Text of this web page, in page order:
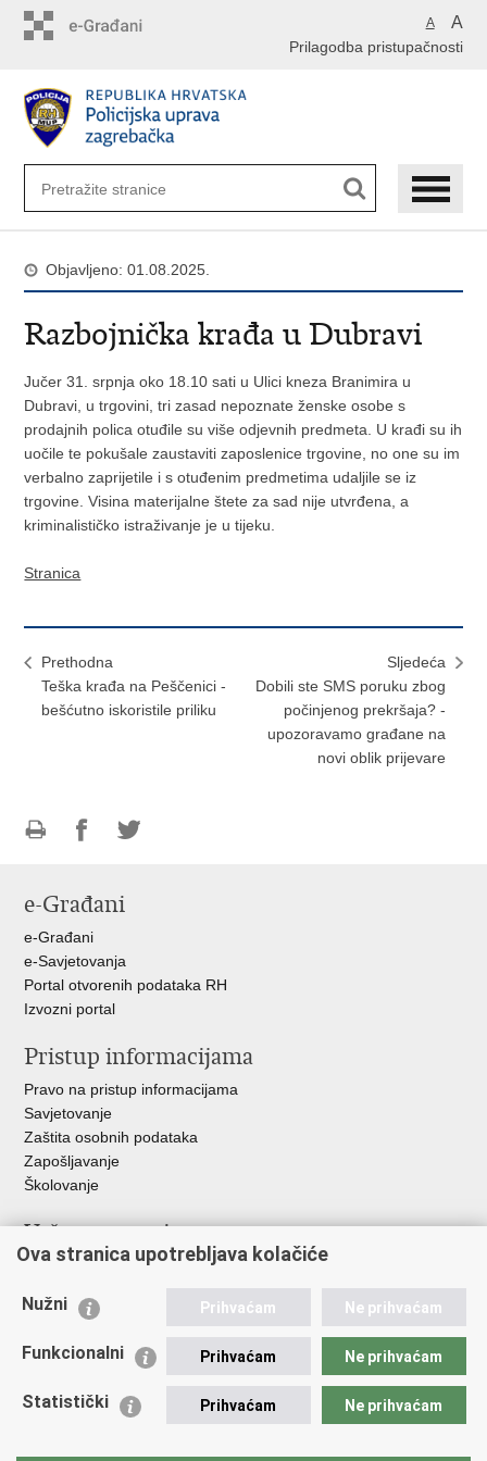
A A
Prilagodba pristupačnosti
Objavljeno: 01.08.2025.
Razbojnička krađa u Dubravi
Jučer 31. srpnja oko 18.10 sati u Ulici kneza Branimira u
Dubravi, u trgovini, tri zasad nepoznate ženske osobe s
prodajnih polica otuđile su više odjevnih predmeta. U krađi su ih
uočile te pokušale zaustaviti zaposlenice trgovine, no one su im
verbalno zaprijetile i s otuđenim predmetima udaljile se iz
trgovine. Visina materijalne štete za sad nije utvrđena, a
kriminalističko istraživanje je u tijeku.
Stranica
Prethodna
Teška krađa na Peščenici -
bešćutno iskoristile priliku
Sljedeća
Dobili ste SMS poruku zbog
počinjenog prekršaja? -
upozoravamo građane na
novi oblik prijevare
FacebookuTwitteru
e-Građani
e-Građani
e-Savjetovanja
Portal otvorenih podataka RH
Izvozni portal
Pristup informacijama
Pravo na pristup informacijama
Savjetovanje
Zaštita osobnih podataka
Zapošljavanje
Školovanje
Važne poveznice
Ministarstvo unutarnjih poslova
Udruge
Policijska akademija
Zaklada policijske solidarnosti
Vučetić"
Ova stranica upotrebljava kolačiće
Nužni Prihvaćam Ne prihvaćam
Funkcionalni Prihvaćam Ne prihvaćam
Statistički Prihvaćam Ne prihvaćam